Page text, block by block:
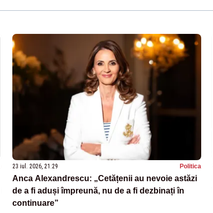
23 iul. 2026, 21:29 Politica
Anca Alexandrescu: „Cetățenii au nevoie astăzi
de a fi aduși împreună, nu de a fi dezbinați în
continuare”